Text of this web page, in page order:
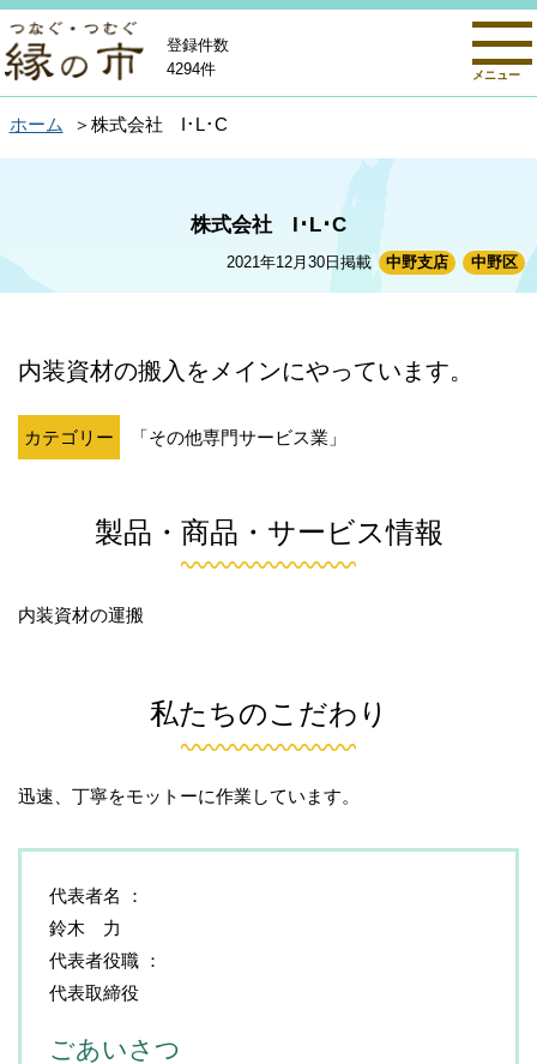
メニュー
登録件数
4294件
ホーム 株式会社 I･L･C
2021年12月30日掲載 中野支店 中野区
株式会社 I･L･C
内装資材の搬入をメインにやっています。
カテゴリー 「その他専門サービス業」
製品・商品・サービス情報
内装資材の運搬
私たちのこだわり
迅速、丁寧をモットーに作業しています。
代表者名
鈴木 力
代表者役職
代表取締役
ごあいさつ